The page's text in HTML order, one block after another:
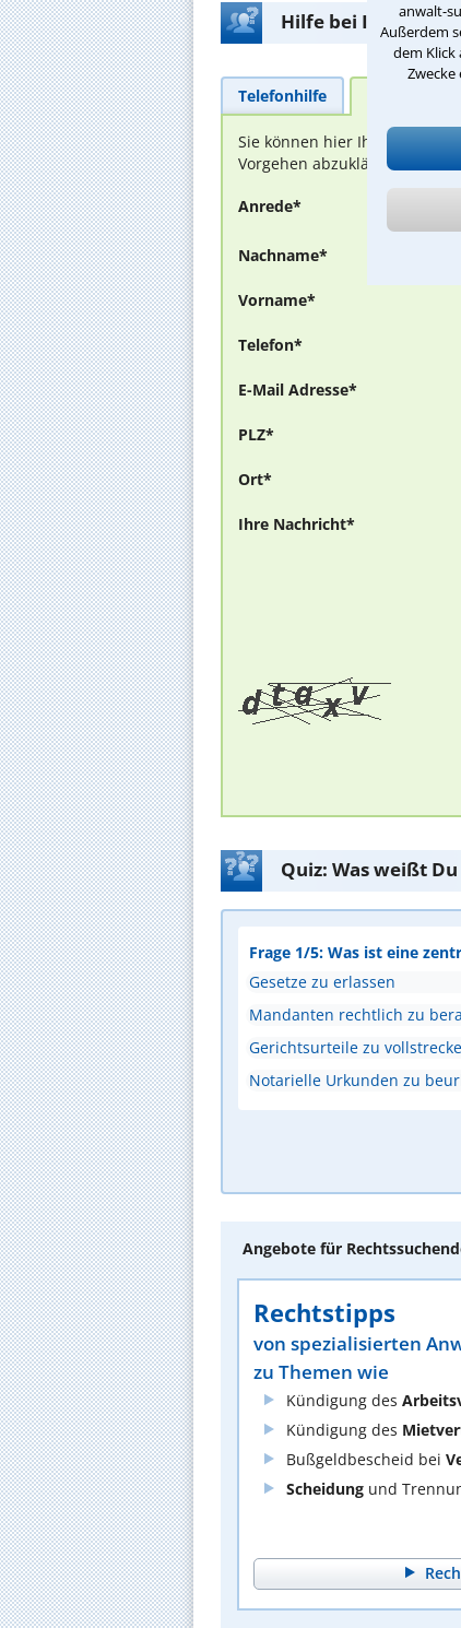
anwalt-
Außerdem
dem Klick
Hilfe bei Ihrer
Telefonhilfe
Sie können hier Ihren Fall
Vorgehen abzuklären. Die
Anrede*
Nachname*
Vorname*
Telefon*
E-Mail Adresse*
PLZ*
Ort*
Ihre Nachricht*
Quiz: Was weißt
Frage 1/5: Was ist eine
Gesetze zu erlassen
Mandanten rechtlich zu
Gerichtsurteile zu
Notarielle Urkunden zu
Angebote für
Rechtstipps
von spezialisierten
zu Themen wie
Kündigung des
Kündigung des
Bußgeldbescheid bei
Scheidung und